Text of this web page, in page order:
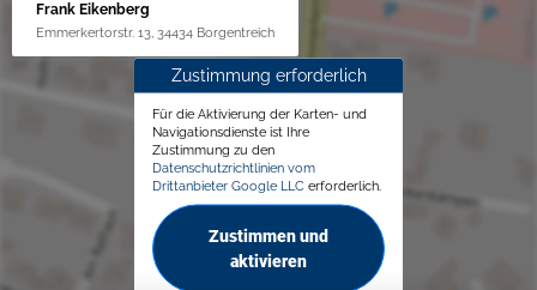
Frank Eikenberg
Emmerkertorstr. 13, 34434 Borgentreich
Zustimmung erforderlich
Für die Aktivierung der Karten- und
Navigationsdienste ist Ihre
Zustimmung zu den
Datenschutzrichtlinien vom
Drittanbieter Google LLC erforderlich.
Zustimmen und
aktivieren